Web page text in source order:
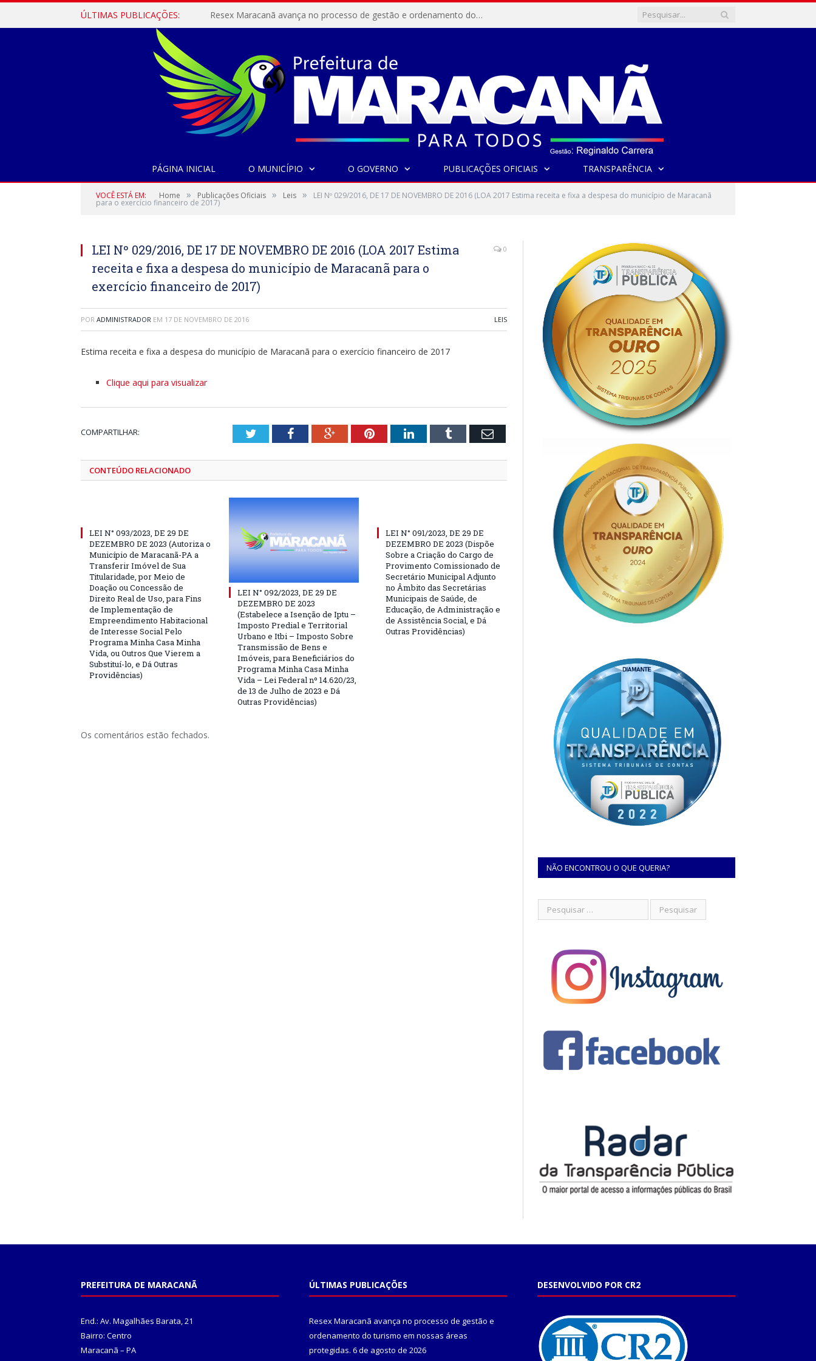
ÚLTIMAS PUBLICAÇÕES: Resex Maracanã avança no processo de gestão e ordenamento do turismo em nossas áreas protegidas.
PÁGINA INICIAL O MUNICÍPIO O GOVERNO PUBLICAÇÕES OFICIAIS TRANSPARÊNCIA
VOCÊ ESTÁ EM: Home » Publicações Oficiais » Leis » LEI Nº 029/2016, DE 17 DE NOVEMBRO DE 2016 (LOA 2017 Estima receita e fixa a despesa do município de Maracanã
para o exercício financeiro de 2017)
LEI Nº 029/2016, DE 17 DE NOVEMBRO DE 2016 (LOA 2017 Estima
receita e fixa a despesa do município de Maracanã para o
exercício financeiro de 2017)
0
POR ADMINISTRADOR EM 17 DE NOVEMBRO DE 2016 LEIS
Estima receita e fixa a despesa do município de Maracanã para o exercício financeiro de 2017
Clique aqui para visualizar
COMPARTILHAR: TwitterFacebookGoogle+PinterestLinkedInTumblr Email
CONTEÚDO RELACIONADO
LEI N° 093/2023, DE 29 DE
DEZEMBRO DE 2023 (Autoriza o
Município de Maracanã-PA a
Transferir Imóvel de Sua
Titularidade, por Meio de
Doação ou Concessão de
Direito Real de Uso, para Fins
de Implementação de
Empreendimento Habitacional
de Interesse Social Pelo
Programa Minha Casa Minha
Vida, ou Outros Que Vierem a
Substituí-lo, e Dá Outras
Providências)
LEI N° 092/2023, DE 29 DE
DEZEMBRO DE 2023
(Estabelece a Isenção de Iptu –
Imposto Predial e Territorial
Urbano e Itbi – Imposto Sobre
Transmissão de Bens e
Imóveis, para Beneficiários do
Programa Minha Casa Minha
Vida – Lei Federal nº 14.620/23,
de 13 de Julho de 2023 e Dá
Outras Providências)
LEI N° 091/2023, DE 29 DE
DEZEMBRO DE 2023 (Dispõe
Sobre a Criação do Cargo de
Provimento Comissionado de
Secretário Municipal Adjunto
no Âmbito das Secretárias
Municipais de Saúde, de
Educação, de Administração e
de Assistência Social, e Dá
Outras Providências)
Os comentários estão fechados.
NÃO ENCONTROU O QUE QUERIA?
PREFEITURA DE MARACANÃ
End.: Av. Magalhães Barata, 21
Bairro: Centro
Maracanã – PA
ÚLTIMAS PUBLICAÇÕES
Resex Maracanã avança no processo de gestão e
ordenamento do turismo em nossas áreas
protegidas. 6 de agosto de 2026
DESENVOLVIDO POR CR2